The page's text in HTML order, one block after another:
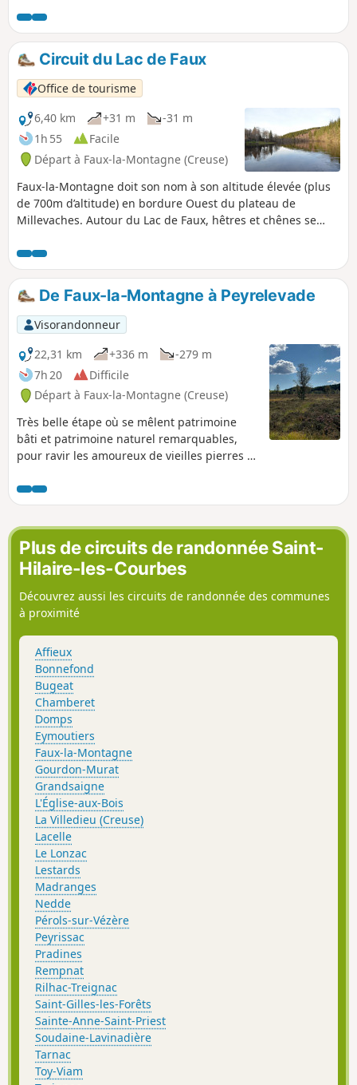
pierres et toits de chaume, Clédat vous
fera voyager dans le temps.
Circuit du Lac de Faux
Office de tourisme
6,40 km
+31 m
-31 m
1h 55
Facile
Départ à Faux-la-Montagne (Creuse)
Faux-la-Montagne doit son nom à son altitude élevée (plus
de 700m d’altitude) en bordure Ouest du plateau de
Millevaches. Autour du Lac de Faux, hêtres et chênes se
siècle des landes pâturées par les moutons.
De Faux-la-Montagne à Peyrelevade
Visorandonneur
22,31 km
+336 m
-279 m
7h 20
Difficile
Départ à Faux-la-Montagne (Creuse)
Très belle étape où se mêlent patrimoine
bâti et patrimoine naturel remarquables,
pour ravir les amoureux de vieilles pierres et
Millevaches n’a de cesse de surprendre.
Plus de circuits de randonnée Saint-
Hilaire-les-Courbes
Découvrez aussi les circuits de randonnée des communes
à proximité
Affieux
Bonnefond
Bugeat
Chamberet
Domps
Eymoutiers
Faux-la-Montagne
Gourdon-Murat
Grandsaigne
L'Église-aux-Bois
La Villedieu (Creuse)
Lacelle
Le Lonzac
Lestards
Madranges
Nedde
Pérols-sur-Vézère
Peyrissac
Pradines
Rempnat
Rilhac-Treignac
Saint-Gilles-les-Forêts
Sainte-Anne-Saint-Priest
Soudaine-Lavinadière
Tarnac
Toy-Viam